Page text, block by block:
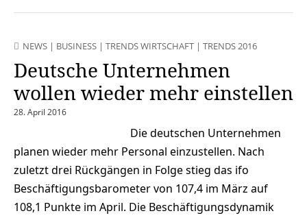
NEWS | BUSINESS | TRENDS WIRTSCHAFT | TRENDS 2016
Deutsche Unternehmen
wollen wieder mehr einstellen
28. April 2016
Die deutschen Unternehmen
planen wieder mehr Personal einzustellen. Nach
zuletzt drei Rückgängen in Folge stieg das ifo
Beschäftigungsbarometer von 107,4 im März auf
108,1 Punkte im April. Die Beschäftigungsdynamik